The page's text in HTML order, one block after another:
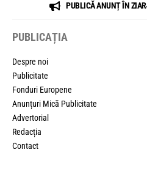
PUBLICĂ ANUNȚ ÎN ZIAR
PUBLICAȚIA
Despre noi
Publicitate
Fonduri Europene
Anunțuri Mică Publicitate
Advertorial
Redacția
Contact